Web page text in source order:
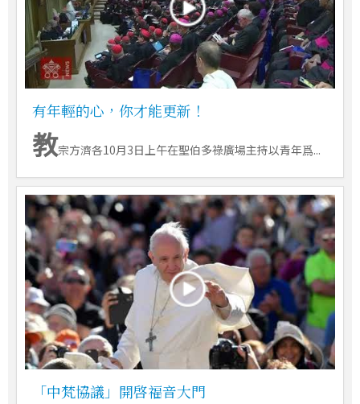
有年輕的心，你才能更新！
教宗方濟各10月3日上午在聖伯多祿廣場主持以青年爲...
「中梵協議」開啓福音大門